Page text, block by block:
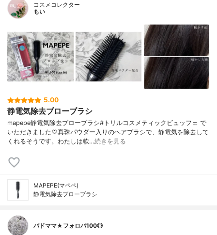
コスメコレクター
もい
5.00
静電気除去ブローブラシ
mapepe静電気除去ブローブラシ#トリルコスメティックビュッフェ で
いただきました♡真珠パウダー入りのヘアブラシで、静電気を除去して
くれるそうです。わたしは軟…続きを見る
MAPEPE(マペペ)
静電気除去ブローブラシ
バドママ★フォロバ100◎